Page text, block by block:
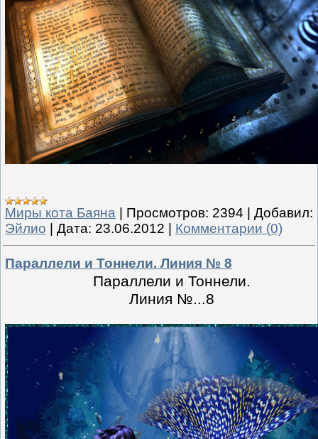
Миры кота Баяна Просмотров: 2394
Добавил:
Эйлио
Дата: 23.06.2012 Комментарии (0)
Параллели и Тоннели. Линия № 8
Параллели и Тоннели.
Линия №...8